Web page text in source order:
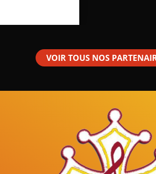
VOIR TOUS NOS